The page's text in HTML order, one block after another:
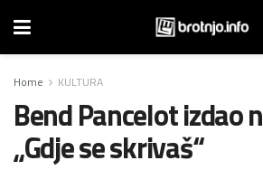
Home KULTURA
Bend Pancelot izdao
„Gdje se skrivaš“